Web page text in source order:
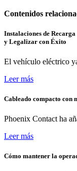
Contenidos
Instalaciones de
y Legalizar con Éxito
El vehículo eléctrico
Leer más
Cableado compacto con
Phoenix Contact ha
Leer más
Cómo mantener la